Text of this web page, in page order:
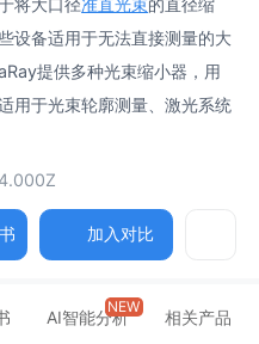
将大口径准直光束的直径缩
设备适用于无法直接测量的大
提供多种光束缩小器，用
用于光束轮廓测量、激光系统
加入对比
AI智能分析
NEW
相关产品